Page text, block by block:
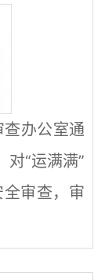
办公室通
对“运满满”
全审查，审